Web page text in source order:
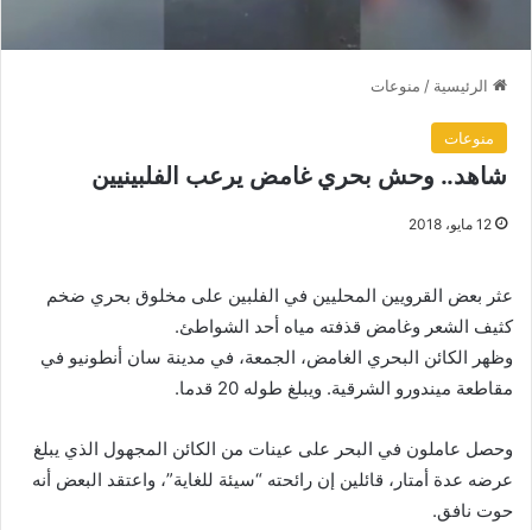
الرئيسية / منوعات
منوعات
شاهد.. وحش بحري غامض يرعب الفلبينيين
12 مايو، 2018
عثر بعض القرويين المحليين في الفلبين على مخلوق بحري ضخم
كثيف الشعر وغامض قذفته مياه أحد الشواطئ.
وظهر الكائن البحري الغامض، الجمعة، في مدينة سان أنطونيو في
مقاطعة ميندورو الشرقية. ويبلغ طوله 20 قدما.
وحصل عاملون في البحر على عينات من الكائن المجهول الذي يبلغ
عرضه عدة أمتار، قائلين إن رائحته “سيئة للغاية”، واعتقد البعض أنه
حوت نافق.